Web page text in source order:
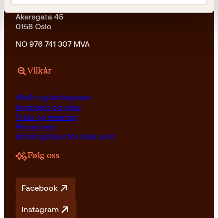
Kagge Forlag AS
Akersgata 45
0158 Oslo
NO 976 741 307 MVA
Vilkår
Vilkår og betingelser
Angrerett og retur
Frakt og levering
Personvern
Retningslinjer for bruk av KI
Følg oss
Facebook
Instagram